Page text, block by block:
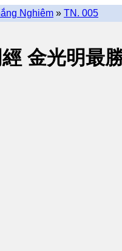
Nghiêm » TN. 005
金光明最